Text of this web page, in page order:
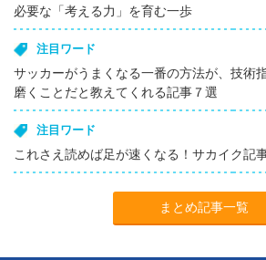
必要な「考える力」を育む一歩
注目ワード
サッカーがうまくなる一番の方法が、技術
磨くことだと教えてくれる記事７選
注目ワード
これさえ読めば足が速くなる！サカイク記
まとめ記事一覧